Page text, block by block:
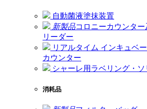
自動菌液塗抹装置
新製品コロニーカウンタ
リーダー
リアルタイム インキュベ
カウンター
シャーレ用ラベリング・
消耗品